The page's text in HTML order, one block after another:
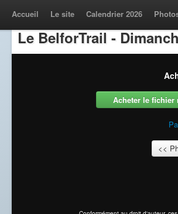
Accueil Le site Calendrier 2026
Le BelforTrail -
Acheter le fichier
<<